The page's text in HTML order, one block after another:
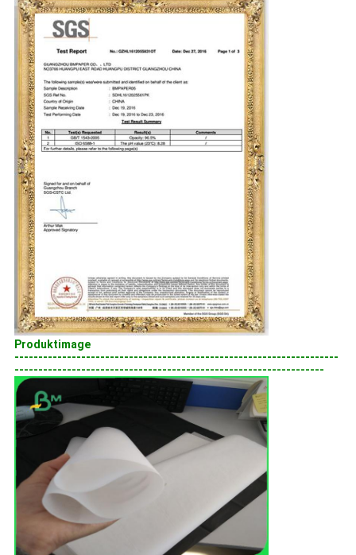
Produktimage
--------------------------------------------------------------------
-----------------------------------------------------------------